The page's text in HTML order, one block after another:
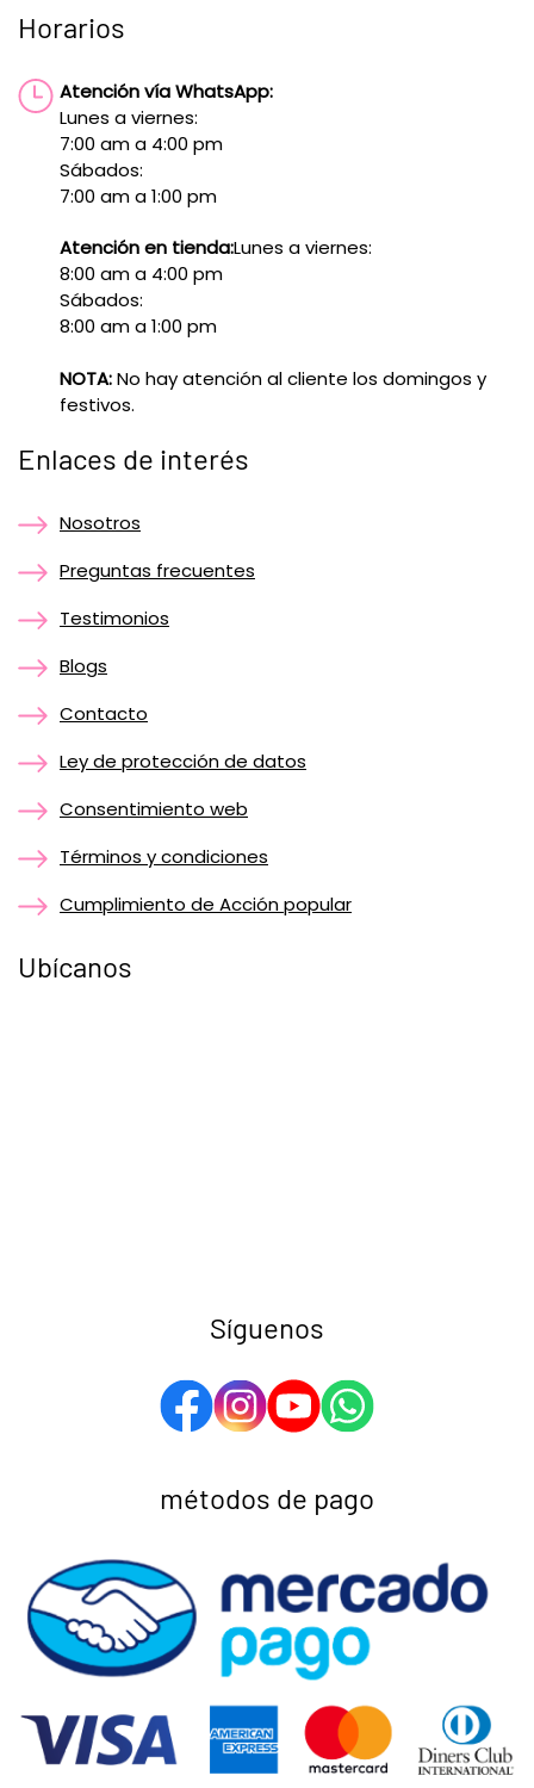
Horarios
Atención vía WhatsApp:
Lunes a viernes:
7:00 am a 4:00 pm
Sábados:
7:00 am a 1:00 pm
Atención en tienda:Lunes a viernes:
8:00 am a 4:00 pm
Sábados:
8:00 am a 1:00 pm
NOTA:No hay atención al cliente los domingos y
festivos.
Enlaces de interés
Nosotros
Preguntas frecuentes
Testimonios
Blogs
Contacto
Ley de protección de datos
Consentimiento web
Términos y condiciones
Cumplimiento de Acción popular
Ubícanos
Síguenos
métodos de pago